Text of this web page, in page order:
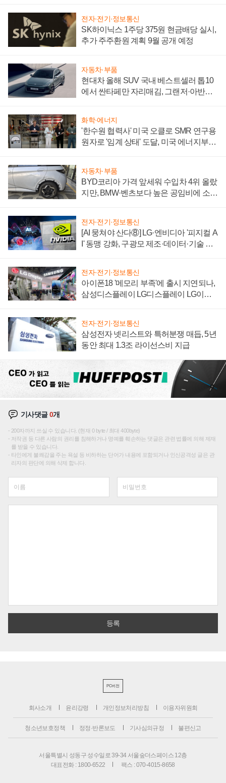
전자·전기·정보통신
SK하이닉스 1주당 375원 현금배당 실시,
추가 주주환원 계획 9월 공개 예정
자동차·부품
현대차 올해 SUV 국내 베스트셀러 톱10
에서 싼타페만 자리매김, 그랜저·아반떼
화학·에너지
'한수원 협력사' 미국 오클로 SMR 연구용
원자로 '임계 상태' 도달, 미국 에너지부
자동차·부품
BYD코리아 가격 앞세워 수입차 4위 올랐
지만, BMW·벤츠보다 높은 공임비에 소비
전자·전기·정보통신
[AI 뭉쳐야 산다⑧] LG·엔비디아 '피지컬 A
I' 동맹 강화, 구광모 제조·데이터·기술 결
전자·전기·정보통신
아이폰18 '메모리 부족'에 출시 지연되나,
삼성디스플레이 LG디스플레이 LG이노
전자·전기·정보통신
삼성전자 넷리스트와 특허분쟁 매듭, 5년
동안 최대 1.3조 라이선스비 지급
기사댓글0개
200자까지 쓰실 수 있습니다. (현재 0 byte / 최대 400byte)
저작권 등 다른 사람의 권리를 침해하거나 명예를 훼손하는 댓글은 관련 법률에 의해 제재
를 받을 수 있습니다.
타인에게 불쾌감을 주는 욕설 등 비하하는 단어가 내용에 포함되거나 인신공격성 글은 관
리자의 판단에 의해 삭제 합니다.
PC버전
회사소개 윤리강령 개인정보처리방침 이용자위원회
청소년보호정책 정정·반론보도 기사심의규정 불편신고
서울특별시 성동구 성수일로 39-34 서울숲더스페이스 12층
대표전화 : 1800-6522
팩스 : 070-4015-8658